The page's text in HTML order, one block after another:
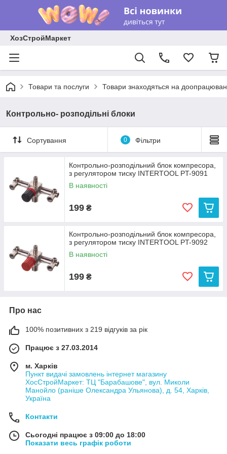
ХозСтройМаркет
Товари та послуги Товари знаходяться на
Контрольно- розподільні блоки
Сортування 0 Фільтри
Контрольно-розподільний блок компресора,
з регулятором тиску INTERTOOL PT-9091
В наявності
199 ₴
Контрольно-розподільний блок компресора,
з регулятором тиску INTERTOOL PT-9092
В наявності
199 ₴
Про нас
100% позитивних з 219 відгуків за рік
Працює з 27.03.2014
м. Харків
Пункт видачі замовлень інтернет магазину
ХосСтройМаркет: ТЦ "Барабашове", вул. Миколи
Манойло (раніше Олександра Ульянова), д. 54, Харків,
Україна
Контакти
Сьогодні працює з 09:00 до 18:00
Показати весь графік роботи